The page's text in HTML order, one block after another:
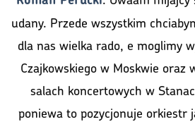
udany. Przede wszystkim
dla nas wielka rado, e moglimy
Czajkowskiego w Moskwie oraz
salach koncertowych w
poniewa to pozycjonuje orkiestr